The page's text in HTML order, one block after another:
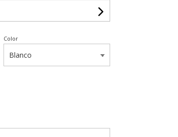
Color